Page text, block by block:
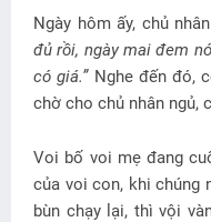
Ngày hôm ấy, chủ
đủ rồi, ngày mai đem
có giá.” Nghe đến đó,
chờ cho chủ nhân ngủ,
Voi bố voi mẹ đang
của voi con, khi chúng
bùn chạy lại, thì vội